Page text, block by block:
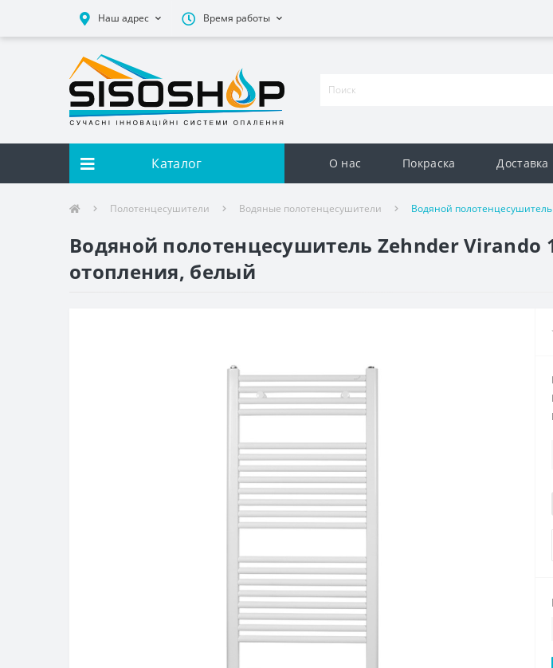
Наш адрес Время работы
Каталог О нас Покраска Доставка
Полотенцесушители Водяные полотенцесушители Водяной
Водяной полотенцесушитель Zehnder Virando
отопления, белый